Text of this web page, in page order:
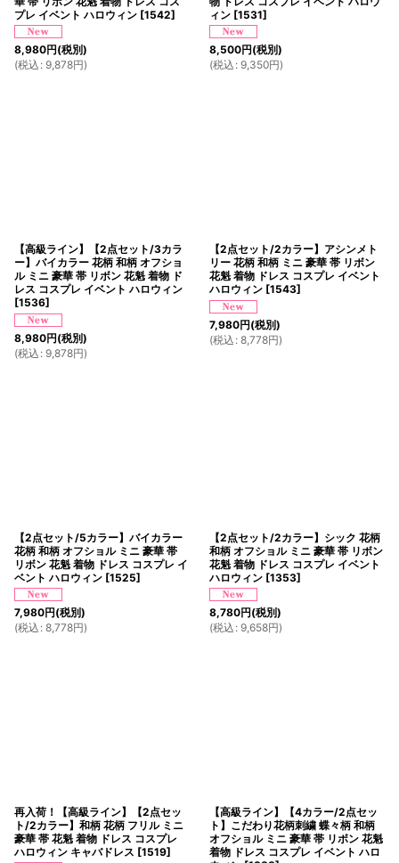
プレ イベント ハロウィン [1542]
8,980円(税別)
(税込 : 9,878円)
ィン [1531]
8,500円(税別)
(税込 : 9,350円)
【高級ライン】【2点セット/3カラ
ー】バイカラー 花柄 和柄 オフショ
ル ミニ 豪華 帯 リボン 花魁 着物 ド
レス コスプレ イベント ハロウィン
[1536]
8,980円(税別)
(税込 : 9,878円)
【2点セット/2カラー】アシンメト
リー 花柄 和柄 ミニ 豪華 帯 リボン
花魁 着物 ドレス コスプレ イベント
ハロウィン [1543]
7,980円(税別)
(税込 : 8,778円)
【2点セット/5カラー】バイカラー
花柄 和柄 オフショル ミニ 豪華 帯
リボン 花魁 着物 ドレス コスプレ イ
ベント ハロウィン [1525]
7,980円(税別)
(税込 : 8,778円)
【2点セット/2カラー】シック 花柄
和柄 オフショル ミニ 豪華 帯 リボン
花魁 着物 ドレス コスプレ イベント
ハロウィン [1353]
8,780円(税別)
(税込 : 9,658円)
再入荷！【高級ライン】【2点セッ
ト/2カラー】和柄 花柄 フリル ミニ
豪華 帯 花魁 着物 ドレス コスプレ
ハロウィン キャバドレス [1519]
【高級ライン】【4カラー/2点セッ
ト】こだわり花柄刺繍 蝶々柄 和柄
オフショル ミニ 豪華 帯 リボン 花魁
着物 ドレス コスプレ イベント ハロ